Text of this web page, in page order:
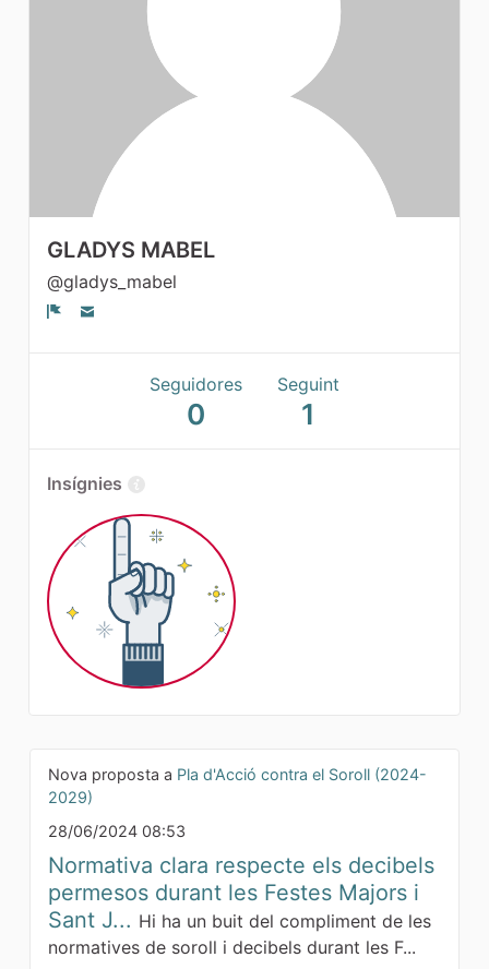
GLADYS MABEL
@gladys_mabel
Seguidores
0
Seguint
1
Insígnies
Nova proposta a Pla d'Acció contra el Soroll (2024-
2029)
28/06/2024 08:53
Normativa clara respecte els decibels
permesos durant les Festes Majors i
Sant J... Hi ha un buit del compliment de les
normatives de soroll i decibels durant les F...